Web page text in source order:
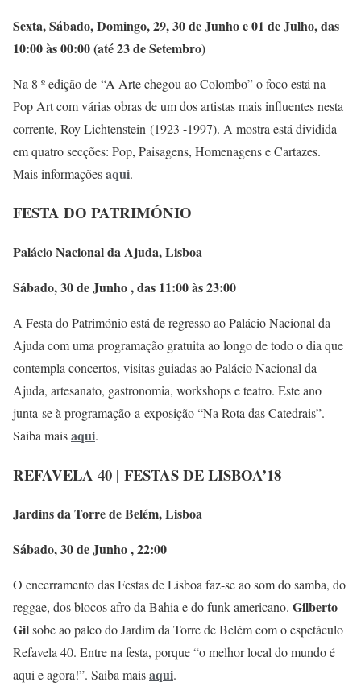
Sexta, Sábado, Domingo, 29, 30 de Junho e 01 de Julho, das
10:00 às 00:00 (até 23 de Setembro)
Na 8 º edição de “A Arte chegou ao Colombo” o foco está na
Pop Art com várias obras de um dos artistas mais influentes nesta
corrente, Roy Lichtenstein (1923 -1997). A mostra está dividida
em quatro secções: Pop, Paisagens, Homenagens e Cartazes.
Mais informaçõesaqui.
FESTA DO PATRIMÓNIO
Palácio Nacional da Ajuda, Lisboa
Sábado, 30 de Junho , das 11:00 às 23:00
A Festa do Património está de regresso ao Palácio Nacional da
Ajuda com uma programação gratuita ao longo de todo o dia que
contempla concertos, visitas guiadas ao Palácio Nacional da
Ajuda, artesanato, gastronomia, workshops e teatro. Este ano
junta-se à programação a exposição “Na Rota das Catedrais”.
Saiba maisaqui.
REFAVELA 40 | FESTAS DE LISBOA’18
Jardins da Torre de Belém, Lisboa
Sábado, 30 de Junho , 22:00
O encerramento das Festas de Lisboa faz-se ao som do samba, do
reggae, dos blocos afro da Bahia e do funk americano. Gilberto
Gilsobe ao palco do Jardim da Torre de Belém com o espetáculo
Refavela 40. Entre na festa, porque “o melhor local do mundo é
aqui e agora!”. Saiba maisaqui.